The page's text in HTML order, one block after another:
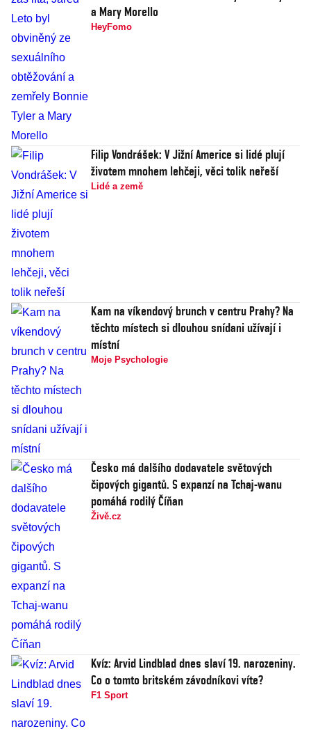
a Mary Morello
HeyFomo
Filip Vondrášek: V Jižní Americe si lidé plují
životem mnohem lehčeji, věci tolik neřeší
Lidé a země
Kam na víkendový brunch v centru Prahy? Na
těchto místech si dlouhou snídani užívají i
místní
Moje Psychologie
Česko má dalšího dodavatele světových
čipových gigantů. S expanzí na Tchaj-wanu
pomáhá rodilý Číňan
Živě.cz
Kvíz: Arvid Lindblad dnes slaví 19. narozeniny.
Co o tomto britském závodníkovi víte?
F1 Sport